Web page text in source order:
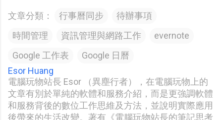
文章分類： 行事曆同步
待辦事項
時間管理
資訊管理與網路工作
evernote
Google 工作表
Google 日曆
Esor Huang
電腦玩物站長 Esor （異塵行者），在電腦玩物上的
文章有別於單純的軟體和服務介紹，而是更強調軟體
和服務背後的數位工作思維及方法，並說明實際應用
後帶來的生活改變。著有《電腦玩物站長的筆記思考